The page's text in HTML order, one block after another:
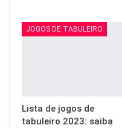
JOGOS DE TABULEIRO
Lista de jogos de
tabuleiro 2023: saiba